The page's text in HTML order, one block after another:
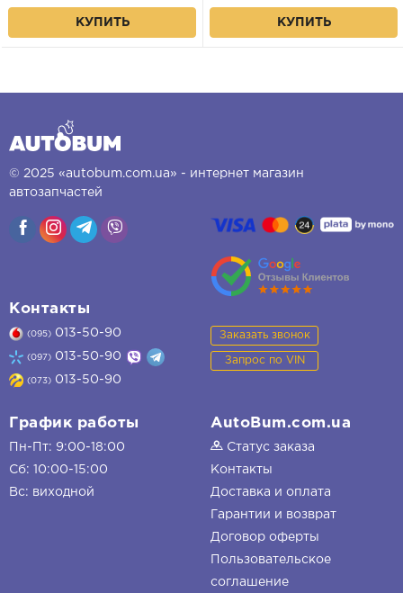
КУПИТЬ КУПИТЬ
© 2025 «autobum.com.ua» - интернет магазин
автозапчастей
Контакты
(095) 013-50-90
(097) 013-50-90
(073) 013-50-90
Заказать звонок
Запрос по VIN
График работы
Пн-Пт: 9:00-18:00
Сб: 10:00-15:00
Вс: виходной
AutoBum.com.ua
Статус заказа
Контакты
Доставка и оплата
Гарантии и возврат
Договор оферты
Пользовательское
соглашение